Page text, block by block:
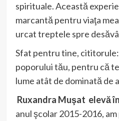
spirituale. Această
marcantă pentru viaţa
urcat treptele spre
Sfat pentru tine,
poporului tău, pentru că
lume atât de dominată de
Ruxandra Muşat elevă
anul şcolar 2015-2016,